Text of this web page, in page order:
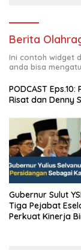
Berita
Ini contoh widget
anda bisa
PODCAST
Risat dan Denny
Gubernur Sulut YSK
Tiga Pejabat
Perkuat Kinerja